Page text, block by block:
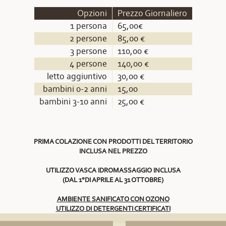
Opzioni
Prezzo Giornaliero
1 persona
65,00€
2 persone
85,00 €
3 persone
110,00 €
4 persone
140,00 €
letto aggiuntivo
30,00 €
bambini 0-2 anni
15,00
bambini 3-10 anni
25,00 €
PRIMA COLAZIONE CON PRODOTTI DEL TERRITORIO
INCLUSA NEL PREZZO
UTILIZZO VASCA IDROMASSAGGIO INCLUSA
(DAL 1°DI APRILE AL 31 OTTOBRE)
AMBIENTE SANIFICATO CON OZONO
UTILIZZO DI DETERGENTI CERTIFICATI